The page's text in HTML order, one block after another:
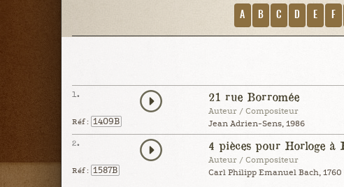
A B C D E F
1.
Réf : 1409B
21 rue Borromée
Auteur / Compositeur
Jean Adrien-Sens, 1986
2.
Réf : 1587B
4 pièces pour Horloge à
Auteur / Compositeur
Carl Philipp Emanuel Bach, 1760